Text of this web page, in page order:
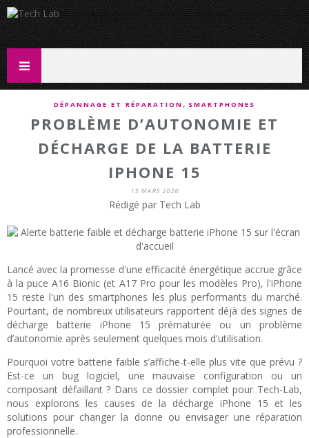
DÉPANNAGE ET RÉPARATION , SMARTPHONES
PROBLÈME D’AUTONOMIE ET
DÉCHARGE DE LA BATTERIE
IPHONE 15
15 MARS 2026
Rédigé par Tech Lab
Lancé avec la promesse d'une efficacité énergétique accrue grâce
à la puce A16 Bionic (et A17 Pro pour les modèles Pro), l'iPhone
15 reste l'un des smartphones les plus performants du marché.
Pourtant, de nombreux utilisateurs rapportent déjà des signes de
décharge batterie iPhone 15 prématurée ou un problème
d’autonomie après seulement quelques mois d'utilisation.
Pourquoi votre batterie faible s’affiche-t-elle plus vite que prévu ?
Est-ce un bug logiciel, une mauvaise configuration ou un
composant défaillant ? Dans ce dossier complet pour Tech-Lab,
nous explorons les causes de la décharge iPhone 15 et les
solutions pour changer la donne ou envisager une réparation
professionnelle.